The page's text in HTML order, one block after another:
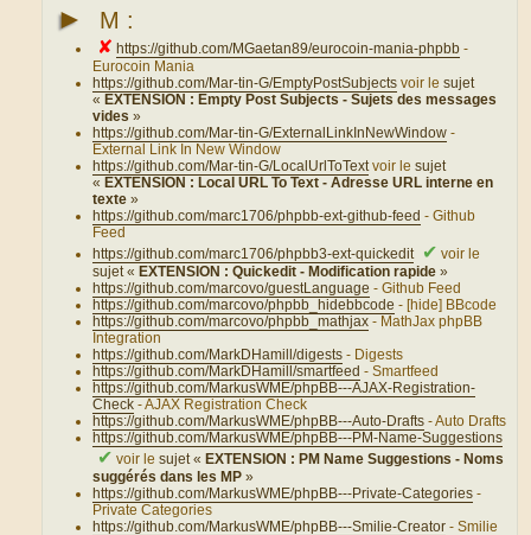
► M :
✘ https://github.com/MGaetan89/eurocoin-mania-phpbb -
Eurocoin Mania
https://github.com/Mar-tin-G/EmptyPostSubjects voir lesujet
« EXTENSION : Empty Post Subjects - Sujets des messages
vides»
https://github.com/Mar-tin-G/ExternalLinkInNewWindow -
External Link In New Window
https://github.com/Mar-tin-G/LocalUrlToText voir lesujet
« EXTENSION : Local URL To Text - Adresse URL interne en
texte»
https://github.com/marc1706/phpbb-ext-github-feed - Github
Feed
https://github.com/marc1706/phpbb3-ext-quickedit
✔ voir le
sujet « EXTENSION : Quickedit - Modification rapide»
https://github.com/marcovo/guestLanguage - Github Feed
https://github.com/marcovo/phpbb_hidebbcode - [hide] BBcode
https://github.com/marcovo/phpbb_mathjax - MathJax phpBB
Integration
https://github.com/MarkDHamill/digests - Digests
https://github.com/MarkDHamill/smartfeed - Smartfeed
https://github.com/MarkusWME/phpBB---AJAX-Registration-
Check - AJAX Registration Check
https://github.com/MarkusWME/phpBB---Auto-Drafts - Auto Drafts
https://github.com/MarkusWME/phpBB---PM-Name-Suggestions
✔ voir lesujet « EXTENSION : PM Name Suggestions - Noms
suggérés dans les MP»
https://github.com/MarkusWME/phpBB---Private-Categories -
Private Categories
https://github.com/MarkusWME/phpBB---Smilie-Creator - Smilie